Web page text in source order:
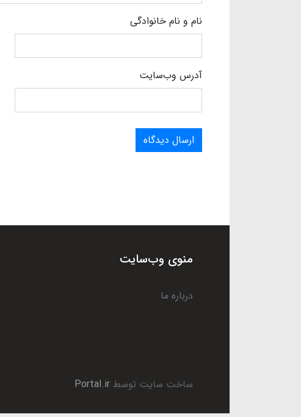
نام و نام خانوادگی
آدرس وب‌سایت
ارسال دیدگاه
منوی وب‌سایت
درباره ما
ساخت سایت توسط Portal.ir